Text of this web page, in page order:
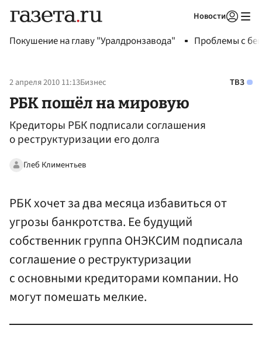
Новости
Покушение на главу "Уралдронзавода" Проблемы с
2 апреля 2010 11:13Бизнес ТВЗ
РБК пошёл на мировую
Кредиторы РБК подписали соглашения
о реструктуризации его долга
Глеб Климентьев
РБК хочет за два месяца избавиться от
угрозы банкротства. Ее будущий
собственник группа ОНЭКСИМ подписала
соглашение о реструктуризации
с основными кредиторами компании. Но
могут помешать мелкие.